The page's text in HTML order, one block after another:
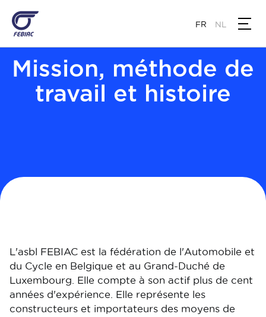
contenu
principal
FR NL
Mission, méthode de
travail et histoire
L'asbl FEBIAC est la fédération de l'Automobile et
du Cycle en Belgique et au Grand-Duché de
Luxembourg. Elle compte à son actif plus de cent
années d'expérience. Elle représente les
constructeurs et importateurs des moyens de